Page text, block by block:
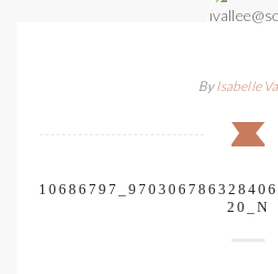
ByIsabelle
20_N